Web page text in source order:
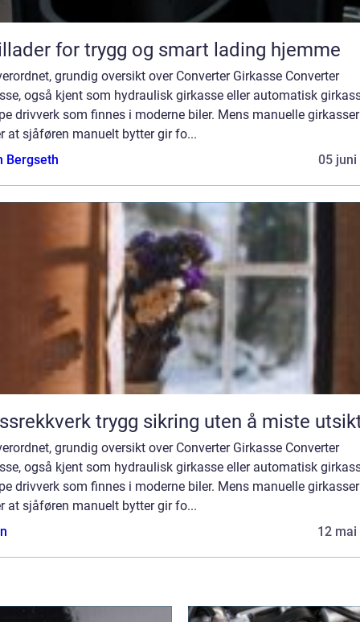
for trygg og smart lading hjemme
grundig oversikt over Converter Girkasse Converter
også kjent som hydraulisk girkasse eller automatisk
drivverk som finnes i moderne biler. Mens manuelle girkasser
at sjåføren manuelt bytter gir fo...
Bergseth
05 juni
Glassrekkverk trygg sikring uten å miste
grundig oversikt over Converter Girkasse Converter
også kjent som hydraulisk girkasse eller automatisk
drivverk som finnes i moderne biler. Mens manuelle girkasser
at sjåføren manuelt bytter gir fo...
12 mai